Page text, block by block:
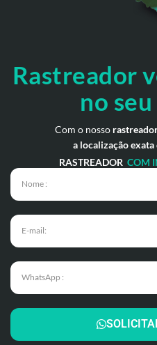
Rastreador
no
Com o nosso
a localização exata
RASTREADOR COM